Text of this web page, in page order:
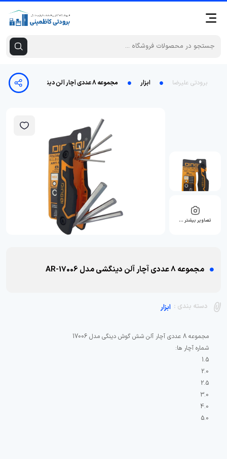
برودتی علیرضا ابزار مجموعه 8 عددی آچار آلن دینگشی مدل AR-17006
تصاویر بیشتر …
مجموعه 8 عددی آچار آلن دینگشی مدل AR-17006
دسته بندی : ابزار